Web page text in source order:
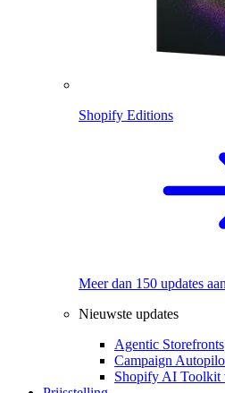
Shopify Editions
Meer dan 150 updates
Nieuwste updates
Agentic Storefronts
Campaign
Shopify AI Toolkit